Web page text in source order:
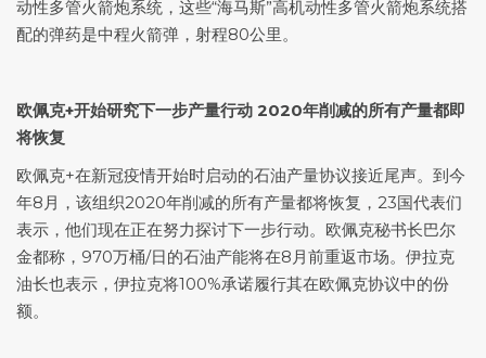
动性多管火箭炮系统，这些“海马斯”高机动性多管火箭炮系统搭
配的弹药是中程火箭弹，射程80公里。
欧佩克+开始研究下一步产量行动 2020年削减的所有产量都即
将恢复
欧佩克+在新冠疫情开始时启动的石油产量协议接近尾声。到今
年8月，该组织2020年削减的所有产量都将恢复，23国代表们
表示，他们现在正在努力探讨下一步行动。欧佩克秘书长巴尔
金都称，970万桶/日的石油产能将在8月前重返市场。伊拉克
油长也表示，伊拉克将100%承诺履行其在欧佩克协议中的份
额。